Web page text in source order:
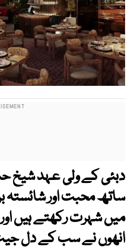
دبئی کے ولی عہد شیخ
ساتھ محبت اور شائستہ
میں شہرت رکھتے ہیں
انھوں نے سب کے دل